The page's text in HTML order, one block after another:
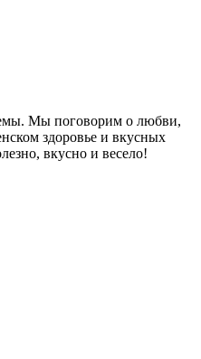
Мы поговорим о любви,
здоровье и вкусных
вкусно и весело!